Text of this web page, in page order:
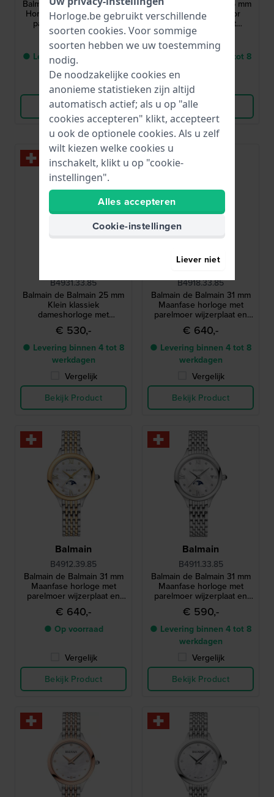
Balmain de Balmain 29 mm
Horloge met kristallen en
parelmoer wijzerplaat
€ 590,-
● Levering binnen 4 tot 8
werkdagen
Vergelijk
Bekijk Product
Balmain de Balmain 25 mm
Klein klassiek bicolor
dameshorloge met
diamanten indexen
€ 590,-
● Levering binnen 4 tot 8
Vergelijk
Bekijk Product
B4931.33.85
Balmain de Balmain 25 mm
Klein klassiek
dameshorloge met
diamanten indexen
€ 530,-
● Levering binnen 4 tot 8
werkdagen
Vergelijk
Bekijk Product
B4918.33.85
Balmain de Balmain 31 mm
Maanfase horloge met
parelmoer wijzerplaat en
diamanten uren-indexen
€ 640,-
● Levering binnen 4 tot 8
werkdagen
Vergelijk
Bekijk Product
Balmain
B4912.39.85
Balmain de Balmain 31 mm
Maanfase horloge met
parelmoer wijzerplaat en
diamanten uren-indexen
€ 640,-
● Op voorraad
Vergelijk
Bekijk Product
Balmain
B4911.33.85
Balmain de Balmain 31 mm
Maanfase horloge met
parelmoer wijzerplaat en
diamanten uren-indexen
€ 590,-
● Levering binnen 4 tot 8
werkdagen
Vergelijk
Bekijk Product
Horloge.be gebruikt verschillende
soorten cookies. Voor sommige
soorten hebben we uw toestemming
nodig.
De noodzakelijke cookies en
anonieme statistieken zijn altijd
automatisch actief; als u op "alle
cookies accepteren" klikt, accepteert
u ook de optionele cookies. Als u zelf
wilt kiezen welke cookies u
inschakelt, klikt u op "cookie-
instellingen".
Alles accepteren
Cookie-instellingen
Liever niet